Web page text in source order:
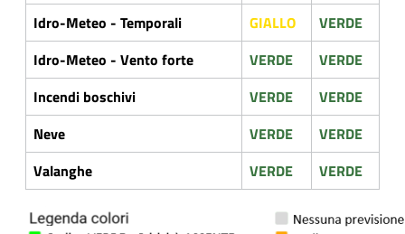
Idro-Meteo - Temporali
GIALLO
VERDE
Idro-Meteo - Vento forte
VERDE
VERDE
Incendi boschivi
VERDE
VERDE
Neve
VERDE
VERDE
Valanghe
VERDE VERDE